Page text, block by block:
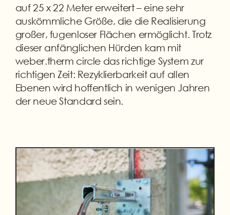
auf 25 x 22 Meter erweitert – eine sehr
auskömmliche Größe, die die Realisierung
großer, fugenloser Flächen ermöglicht. Trotz
dieser anfänglichen Hürden kam mit
weber.therm circle das richtige System zur
richtigen Zeit: Rezyklierbarkeit auf allen
Ebenen wird hoffentlich in wenigen Jahren
der neue Standard sein.